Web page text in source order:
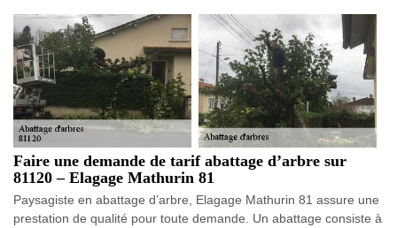
Faire une demande de tarif abattage d’arbre sur
81120 – Elagage Mathurin 81
Paysagiste en abattage d’arbre, Elagage Mathurin 81 assure une
prestation de qualité pour toute demande. Un abattage consiste à